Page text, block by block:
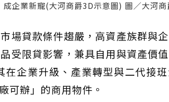
企業新寵(大河商爵3D示意圖) 圖／大河
場貸款條件趨嚴，高資產族群與
受限貸影響，兼具自用與資產價
企業升級、產業轉型與二代接
可辦」的商用物件。